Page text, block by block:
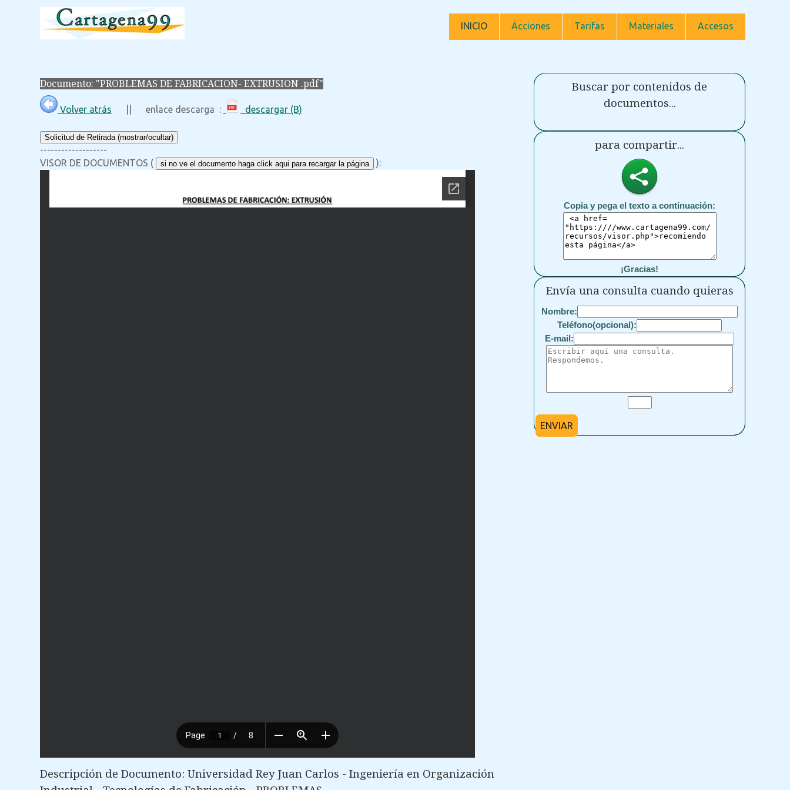
INICIO Acciones Tarifas Materiales Accesos
Documento: "PROBLEMAS DE FABRICACION- EXTRUSION .pdf"
Volver atrás || enlace descarga : descargar (B)
Solicitud de Retirada (mostrar/ocultar)
-------------------
VISOR DE DOCUMENTOS (
si no ve el documento haga click aqui para recargar la página ):
Descripción de Documento: Universidad Rey Juan Carlos - Ingeniería en Organización
Buscar por contenidos de
documentos...
para compartir...
Copia y pega el texto a continuación:
¡Gracias!
Envía una consulta cuando quieras
Nombre:
Teléfono(opcional):
E-mail:
ENVIAR